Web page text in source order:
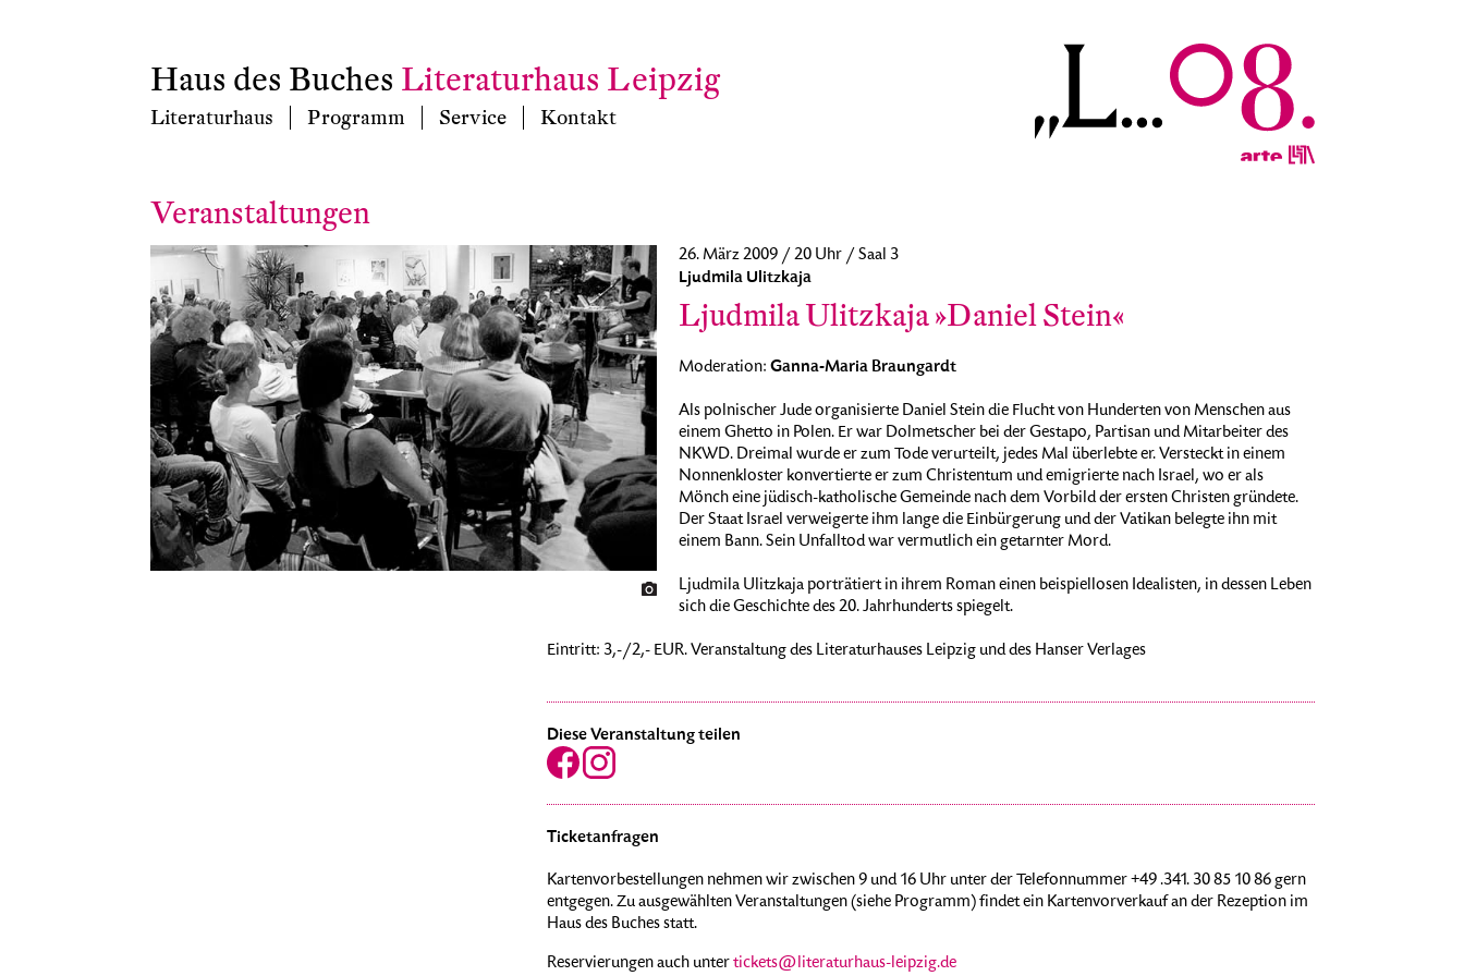
Haus des Buches Literaturhaus Leipzig
Literaturhaus Programm Service Kontakt
Veranstaltungen
26. März 2009 / 20 Uhr / Saal 3
Ljudmila Ulitzkaja
Ljudmila Ulitzkaja »Daniel Stein«
Moderation: Ganna-Maria Braungardt
Als polnischer Jude organisierte Daniel Stein die Flucht von Hunderten von Menschen aus
einem Ghetto in Polen. Er war Dolmetscher bei der Gestapo, Partisan und Mitarbeiter des
NKWD. Dreimal wurde er zum Tode verurteilt, jedes Mal überlebte er. Versteckt in einem
Nonnenkloster konvertierte er zum Christentum und emigrierte nach Israel, wo er als
Mönch eine jüdisch-katholische Gemeinde nach dem Vorbild der ersten Christen gründete.
Der Staat Israel verweigerte ihm lange die Einbürgerung und der Vatikan belegte ihn mit
einem Bann. Sein Unfalltod war vermutlich ein getarnter Mord.
Ljudmila Ulitzkaja porträtiert in ihrem Roman einen beispiellosen Idealisten, in dessen Leben
sich die Geschichte des 20. Jahrhunderts spiegelt.
Eintritt: 3,-/2,- EUR. Veranstaltung des Literaturhauses Leipzig und des Hanser Verlages
Diese Veranstaltung teilen
Ticketanfragen
Kartenvorbestellungen nehmen wir zwischen 9 und 16 Uhr unter der Telefonnummer +49 .341. 30 85 10 86 gern
entgegen. Zu ausgewählten Veranstaltungen (siehe Programm) findet ein Kartenvorverkauf an der Rezeption im
Haus des Buches statt.
Reservierungen auch untertickets@literaturhaus-leipzig.de